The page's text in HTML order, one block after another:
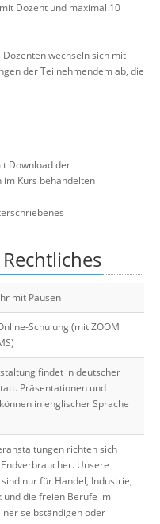
Dozent und maximal 10
wechseln sich mit
der Teilnehmendem ab, die
Download der
im Kurs behandelten
mit Pausen
Schulung (mit ZOOM
findet in deutscher
Präsentationen und
in englischer Sprache
richten sich
Unsere
nur für Handel, Industrie,
und die freien Berufe im
selbständigen oder